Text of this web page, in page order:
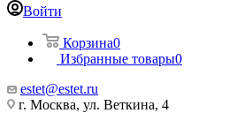
Войти
Корзина0
Избранные товары0
estet@estet.ru
г. Москва, ул. Веткина, 4